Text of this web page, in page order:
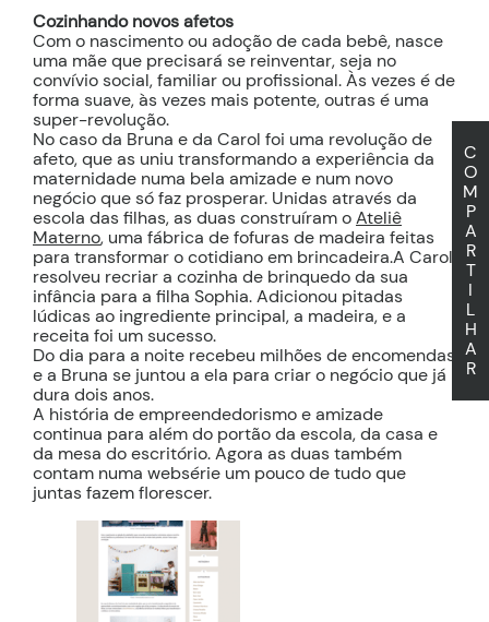
C
O
M
P
A
R
T
I
L
H
A
R
Cozinhando novos afetos
Com o nascimento ou adoção de cada bebê, nasce
uma mãe que precisará se reinventar, seja no
convívio social, familiar ou profissional. Às vezes é de
forma suave, às vezes mais potente, outras é uma
super-revolução.
No caso da Bruna e da Carol foi uma revolução de
afeto, que as uniu transformando a experiência da
maternidade numa bela amizade e num novo
negócio que só faz prosperar. Unidas através da
escola das filhas, as duas construíram oAteliê
Materno, uma fábrica de fofuras de madeira feitas
para transformar o cotidiano em brincadeira.A Carol
resolveu recriar a cozinha de brinquedo da sua
infância para a filha Sophia. Adicionou pitadas
lúdicas ao ingrediente principal, a madeira, e a
receita foi um sucesso.
Do dia para a noite recebeu milhões de encomendas
e a Bruna se juntou a ela para criar o negócio que já
dura dois anos.
A história de empreendedorismo e amizade
continua para além do portão da escola, da casa e
da mesa do escritório. Agora as duas também
contam numa websérie um pouco de tudo que
juntas fazem florescer.